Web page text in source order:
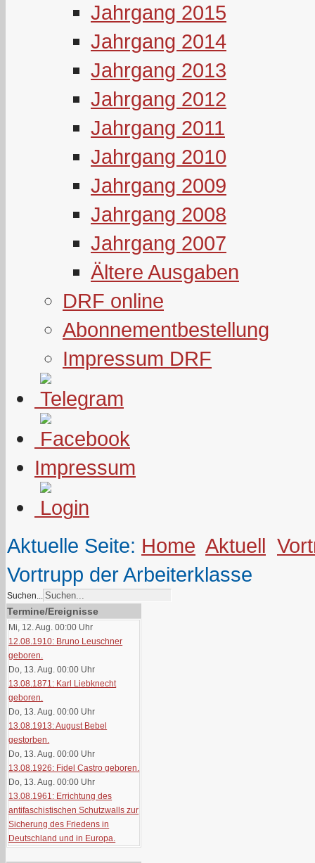
Jahrgang 2015
Jahrgang 2014
Jahrgang 2013
Jahrgang 2012
Jahrgang 2011
Jahrgang 2010
Jahrgang 2009
Jahrgang 2008
Jahrgang 2007
Ältere Ausgaben
DRF online
Abonnementbestellung
Impressum DRF
Impressum
Aktuelle Seite: Home Aktuell
Vortrupp der Arbeiterklasse
Suchen...
Termine/Ereignisse
Mi, 12. Aug. 00:00 Uhr
12.08.1910: Bruno Leuschner
geboren.
Do, 13. Aug. 00:00 Uhr
13.08.1871: Karl Liebknecht
geboren.
Do, 13. Aug. 00:00 Uhr
13.08.1913: August Bebel
gestorben.
Do, 13. Aug. 00:00 Uhr
13.08.1926: Fidel Castro geboren.
Do, 13. Aug. 00:00 Uhr
13.08.1961: Errichtung des
antifaschistischen Schutzwalls zur
Sicherung des Friedens in
Deutschland und in Europa.